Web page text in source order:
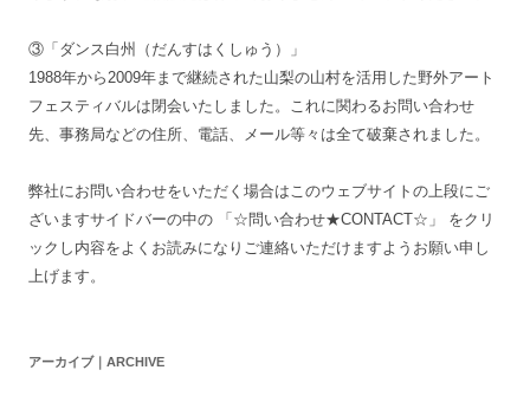
③「ダンス白州（だんすはくしゅう）」
1988年から2009年まで継続された山梨の山村を活用した野外アート
フェスティバルは閉会いたしました。これに関わるお問い合わせ
先、事務局などの住所、電話、メール等々は全て破棄されました。
弊社にお問い合わせをいただく場合はこのウェブサイトの上段にご
ざいますサイドバーの中の 「☆問い合わせ★CONTACT☆」 をクリ
ックし内容をよくお読みになりご連絡いただけますようお願い申し
上げます。
アーカイブ｜ARCHIVE